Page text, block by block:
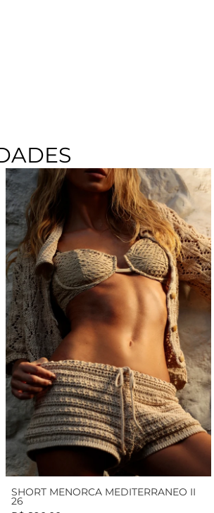
SHORT MENORCA MEDITERRANEO II
26